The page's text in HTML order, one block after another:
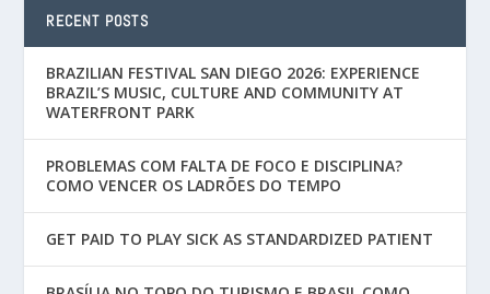
RECENT POSTS
BRAZILIAN FESTIVAL SAN DIEGO 2026: EXPERIENCE
BRAZIL’S MUSIC, CULTURE AND COMMUNITY AT
WATERFRONT PARK
PROBLEMAS COM FALTA DE FOCO E DISCIPLINA?
COMO VENCER OS LADRÕES DO TEMPO
GET PAID TO PLAY SICK AS STANDARDIZED PATIENT